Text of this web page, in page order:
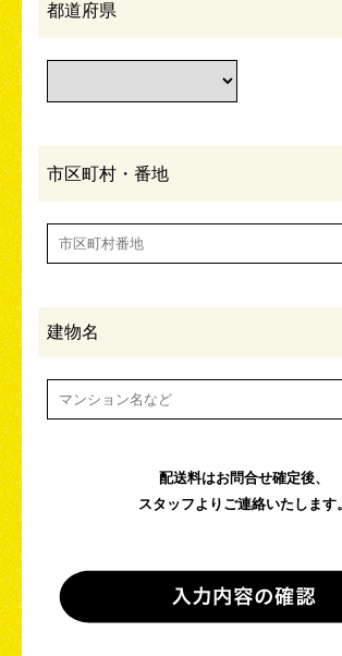
都道府県
市区町村・番地
建物名
配送料はお問合せ確定後、
スタッフよりご連絡いたします。